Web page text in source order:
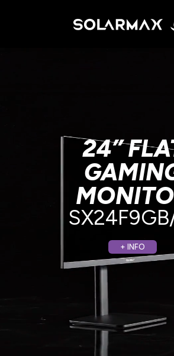
24”
+ INFO